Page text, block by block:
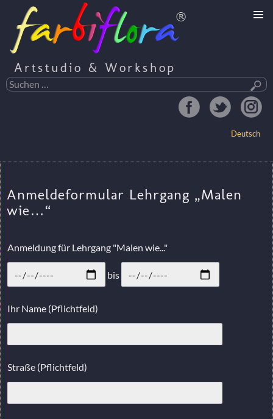
Artstudio & Workshop
Suchen
nach:
Deutsch
SPRINGEN
Anmeldeformular Lehrgang „Malen
wie…“
Anmeldung für Lehrgang "Malen wie..."
bis
Ihr Name (Pflichtfeld)
Straße (Pflichtfeld)